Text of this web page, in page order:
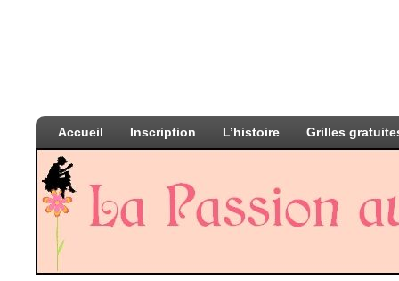
Accueil Inscription L’histoire Grilles